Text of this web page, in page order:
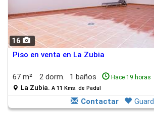
16
Piso en venta en La Zubia
67 m² 2 dorm. 1 baños Hace 19 horas
La Zubia. A 11 Kms. de Padul
Contactar